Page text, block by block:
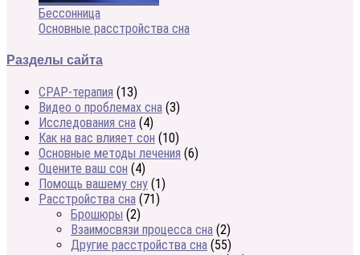
Бессонница
Основные расстройства сна
Разделы сайта
CPAP-терапия (13)
Видео о проблемах сна (3)
Исследования сна (4)
Как на вас влияет сон (10)
Основные методы лечения (6)
Оцените ваш сон (4)
Помощь вашему сну (1)
Расстройства сна (71)
Брошюры (2)
Взаимосвязи процесса сна (2)
Другие расстройства сна (55)